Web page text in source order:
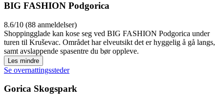
BIG FASHION Podgorica
8.6/10 (88 anmeldelser)
Shoppingglade kan kose seg ved BIG FASHION Podgorica under
turen til Kruševac. Området har elveutsikt det er hyggelig å gå langs,
samt avslappende spasentre du bør oppleve.
Les mindre
Se overnattingssteder
Gorica Skogspark